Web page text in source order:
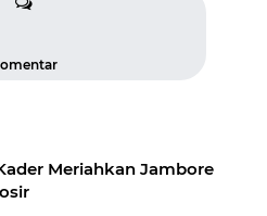
Meriahkan Jambore